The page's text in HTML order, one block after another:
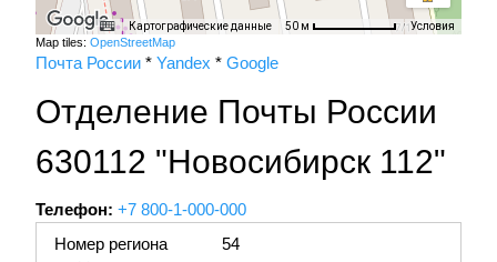
Картографические данные 50 м Условия
Map tiles: OpenStreetMap
Почта России * Yandex * Google
Отделение Почты России
630112 "Новосибирск 112"
Телефон: +7 800-1-000-000
Номер региона
54